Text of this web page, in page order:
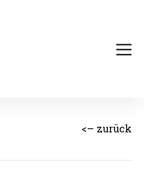
<– zurück